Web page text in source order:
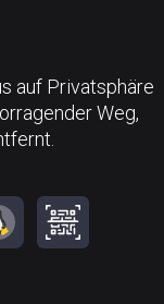
auf Privatsphäre
Weg,